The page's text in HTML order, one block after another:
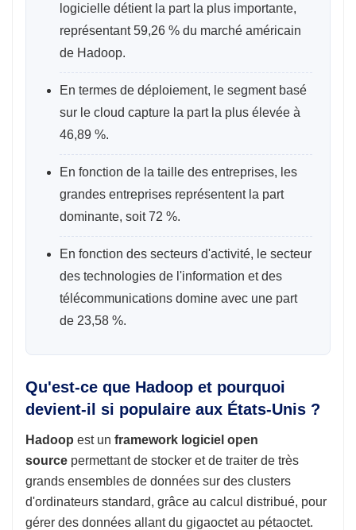
logicielle détient la part la plus importante,
représentant 59,26 % du marché américain
de Hadoop.
En termes de déploiement, le segment basé
sur le cloud capture la part la plus élevée à
46,89 %.
En fonction de la taille des entreprises, les
grandes entreprises représentent la part
dominante, soit 72 %.
En fonction des secteurs d'activité, le secteur
des technologies de l'information et des
télécommunications domine avec une part
de 23,58 %.
Qu'est-ce que Hadoop et pourquoi
devient-il si populaire aux États-Unis ?
Hadoop est un framework logiciel open
source permettant de stocker et de traiter de très
grands ensembles de données sur des clusters
d'ordinateurs standard, grâce au calcul distribué, pour
gérer des données allant du gigaoctet au pétaoctet.